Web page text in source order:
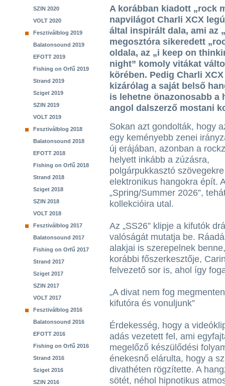
SZIN 2020
VOLT 2020
Fesztiválblog 2019
Balatonsound 2019
EFOTT 2019
Fishing on Orfű 2019
Strand 2019
Sziget 2019
SZIN 2019
VOLT 2019
Fesztiválblog 2018
Balatonsound 2018
EFOTT 2018
Fishing on Orfű 2018
Strand 2018
Sziget 2018
SZIN 2018
VOLT 2018
Fesztiválblog 2017
Balatonsound 2017
Fishing on Orfű 2017
Strand 2017
Sziget 2017
SZIN 2017
VOLT 2017
Fesztiválblog 2016
Balatonsound 2016
EFOTT 2016
Fishing on Orfű 2016
Strand 2016
Sziget 2016
SZIN 2016
A korábban kiadott „rock
napvilágot Charli XCX
által inspirált dala, ami az
megosztóra sikeredett
oldala, az „i keep on
night” komoly vitákat
körében. Pedig Charli
kizárólag a saját belső
is lehetne önazonosabb a
angol dalszerző mostani
Sokan azt gondolták, hogy
egy keményebb zenei
új erájában, azonban a
helyett inkább a zúzásra,
polgárpukkasztó
elektronikus hangokra épít.
„Spring/Summer 2026”,
kollekcióira utal.
Az „SS26” klipje a kifutók
valóságát mutatja be.
alakjai is szerepelnek
korábbi főszerkesztője,
felvezető sor is, ahol így
„A divat nem fog
kifutóra és vonuljunk”
Érdekesség, hogy a
adás vezetett fel, ami
megelőző készülődési
énekesnő elárulta, hogy a
divathéten rögzítette. A
sötét, néhol hipnotikus